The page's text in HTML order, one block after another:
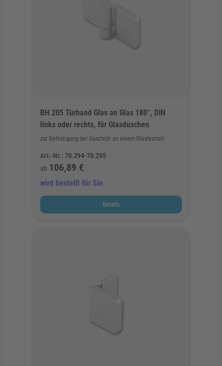
BH 205 Türband Glas an Glas 180°, DIN
links oder rechts, für Glasduschen
zur Befestigung der Duschtür an einem Glasfestteil
Art.-Nr.: 70.294-70.295
ab 106,89 €
wird bestellt für Sie
Details